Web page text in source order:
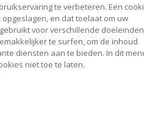
PDF, naast de titel van
te verbeteren. Een
en dat toelaat om uw
voor verschillende
te surfen, om de inhoud
diensten aan te bieden. In dit
niet toe te laten.